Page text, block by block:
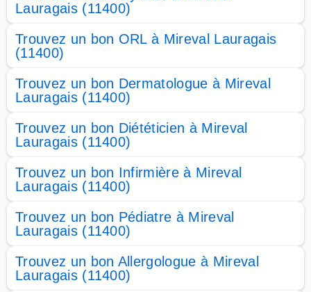
Lauragais (11400)
Trouvez un bon ORL à Mireval Lauragais
(11400)
Trouvez un bon Dermatologue à Mireval
Lauragais (11400)
Trouvez un bon Diététicien à Mireval
Lauragais (11400)
Trouvez un bon Infirmière à Mireval
Lauragais (11400)
Trouvez un bon Pédiatre à Mireval
Lauragais (11400)
Trouvez un bon Allergologue à Mireval
Lauragais (11400)